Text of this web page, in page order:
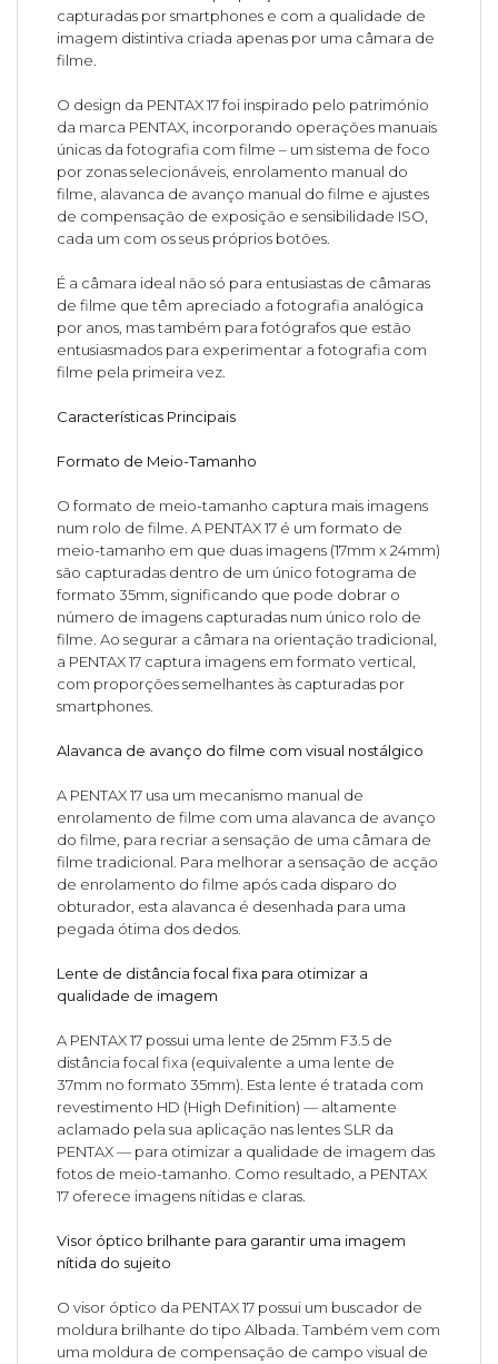
capturadas por smartphones e com a qualidade de
imagem distintiva criada apenas por uma câmara de
filme.
O design da PENTAX 17 foi inspirado pelo património
da marca PENTAX, incorporando operações manuais
únicas da fotografia com filme – um sistema de foco
por zonas selecionáveis, enrolamento manual do
filme, alavanca de avanço manual do filme e ajustes
de compensação de exposição e sensibilidade ISO,
cada um com os seus próprios botões.
É a câmara ideal não só para entusiastas de câmaras
de filme que têm apreciado a fotografia analógica
por anos, mas também para fotógrafos que estão
entusiasmados para experimentar a fotografia com
filme pela primeira vez.
Características Principais
Formato de Meio-Tamanho
O formato de meio-tamanho captura mais imagens
num rolo de filme. A PENTAX 17 é um formato de
meio-tamanho em que duas imagens (17mm x 24mm)
são capturadas dentro de um único fotograma de
formato 35mm, significando que pode dobrar o
número de imagens capturadas num único rolo de
filme. Ao segurar a câmara na orientação tradicional,
a PENTAX 17 captura imagens em formato vertical,
com proporções semelhantes às capturadas por
smartphones.
Alavanca de avanço do filme com visual nostálgico
A PENTAX 17 usa um mecanismo manual de
enrolamento de filme com uma alavanca de avanço
do filme, para recriar a sensação de uma câmara de
filme tradicional. Para melhorar a sensação de acção
de enrolamento do filme após cada disparo do
obturador, esta alavanca é desenhada para uma
pegada ótima dos dedos.
Lente de distância focal fixa para otimizar a
qualidade de imagem
A PENTAX 17 possui uma lente de 25mm F3.5 de
distância focal fixa (equivalente a uma lente de
37mm no formato 35mm). Esta lente é tratada com
revestimento HD (High Definition) — altamente
aclamado pela sua aplicação nas lentes SLR da
PENTAX — para otimizar a qualidade de imagem das
fotos de meio-tamanho. Como resultado, a PENTAX
17 oferece imagens nítidas e claras.
Visor óptico brilhante para garantir uma imagem
nítida do sujeito
O visor óptico da PENTAX 17 possui um buscador de
moldura brilhante do tipo Albada. Também vem com
uma moldura de compensação de campo visual de